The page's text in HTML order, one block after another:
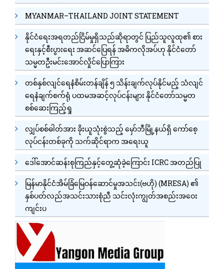
MYANMAR–THAILAND JOINT STATEMENT
နိုင်ငံရေးအရတည်ငြိမ်မှုရှိသည်ဆိုရာတွင် ပြည်သူလူထု၏ စား
ရေးနှင့်စီးပွားရေး အဆင်ပြေရန် အဓိကလိုအပ်ဟု နိုင်ငံတော်
သမ္မတဦးမင်းအောင်လှိုင်ပြောကြား
တစ်နှစ်လျင်ရေနံစိမ်းတန်ချိန် ၅ သိန်းချက်လုပ်နိုင်မည့် သံလျင်
ရေနံချက်စက်ရုံ ပထမအဆင့်လုပ်ငန်းများ နိုင်ငံတော်သမ္မတ
စစ်ဆေးကြည့်ရှု
လျှပ်စစ်ဓါတ်အား ခိုးယူသုံးစွဲသည့် မှော်ဘီမြို့နယ်ရှိ ကော်စေ့
လုပ်ငန်းတစ်ခုကို သက်ဆိုင်ရာက အရေးယူ
ဒေါ်အောင်ဆန်းစုကြည်နှင့်တွေ့ဆုံခဲ့ကြောင်း ICRC အတည်ပြု
မြန်မာနိုင်ငံအိမ်ခြံမြေဝန်ဆောင်မှုအသင်း(ဗဟို) (MRESA) ၏
နှစ်ပတ်လည်အသင်းသားစုံညီ သင်းလုံးကျွတ်အစည်းအဝေး
ကျင်းပ